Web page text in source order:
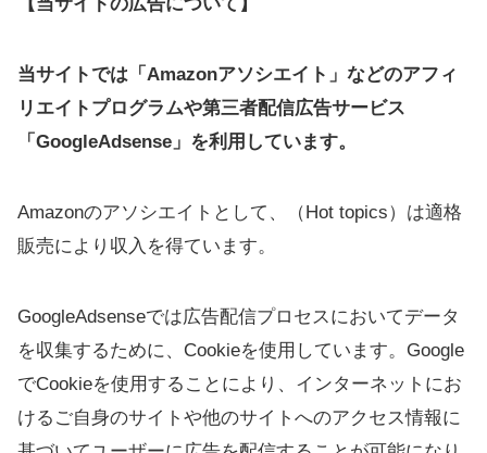
当サイトでは「Amazonアソシエイト」などのアフィ
リエイトプログラムや第三者配信広告サービス
「GoogleAdsense」を利用しています。
Amazonのアソシエイトとして、（Hot topics）は適格
販売により収入を得ています。
GoogleAdsenseでは広告配信プロセスにおいてデータ
を収集するために、Cookieを使用しています。Google
でCookieを使用することにより、インターネットにお
けるご自身のサイトや他のサイトへのアクセス情報に